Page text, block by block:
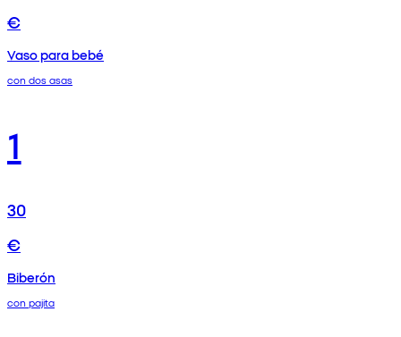
€
Vaso para bebé
con dos asas
1
30
€
Biberón
con pajita